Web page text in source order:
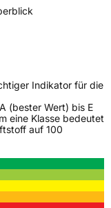
Indikator für die
(bester Wert) bis E
eine Klasse bedeutet
auf 100